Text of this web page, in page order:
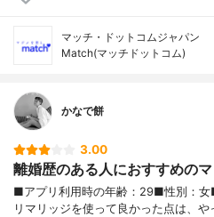
マッチ・ドットコムジャパン
Match(マッチドットコム)
かなで餅
3.00
離婚歴のある人におすすめの
■アプリ利用時の年齢：29■性別：
リマリッジを使って良かった点は、